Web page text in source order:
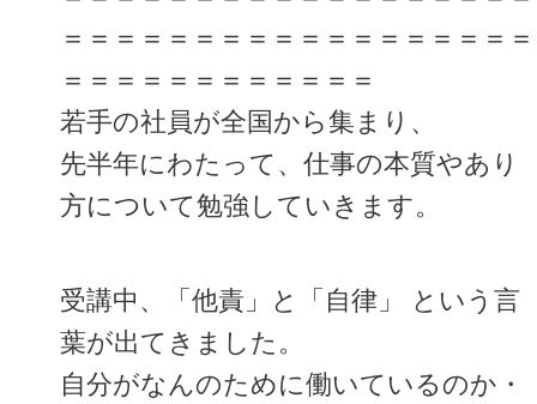
＝＝＝＝＝＝＝＝＝＝＝＝＝＝＝＝＝＝
＝＝＝＝＝＝＝＝＝＝＝＝
若手の社員が全国から集まり、
先半年にわたって、仕事の本質やあり
方について勉強していきます。
受講中、「他責」と「自律」 という言
葉が出てきました。
自分がなんのために働いているのか・